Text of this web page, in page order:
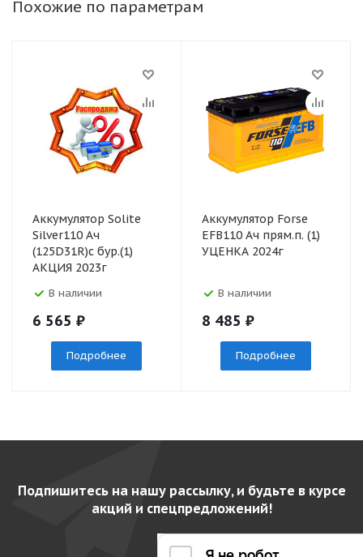
Похожие по параметрам
Аккумулятор Solite
Silver110 Ач
(125D31R)с бур.(1)
АКЦИЯ 2023г
В наличии
6 565 ₽
Подробнее
Аккумулятор Forse
EFB110 Ач прям.п. (1)
УЦЕНКА 2024г
В наличии
8 485 ₽
Подробнее
Подпишитесь на нашу рассылку, и будьте в курсе
акций и спецпредложений!